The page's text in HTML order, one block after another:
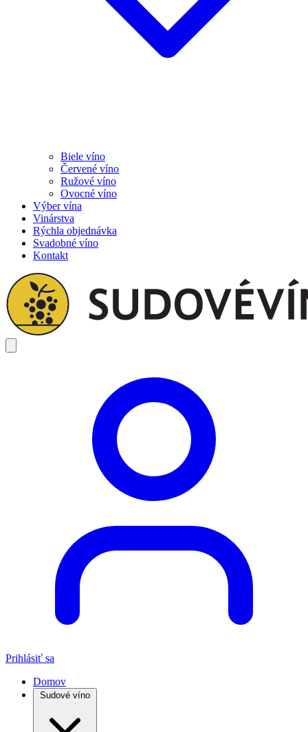
Biele víno
Červené víno
Ružové víno
Ovocné víno
Výber vína
Vinárstva
Rýchla objednávka
Svadobné víno
Kontakt
Prihlásiť sa
Domov
Sudové víno